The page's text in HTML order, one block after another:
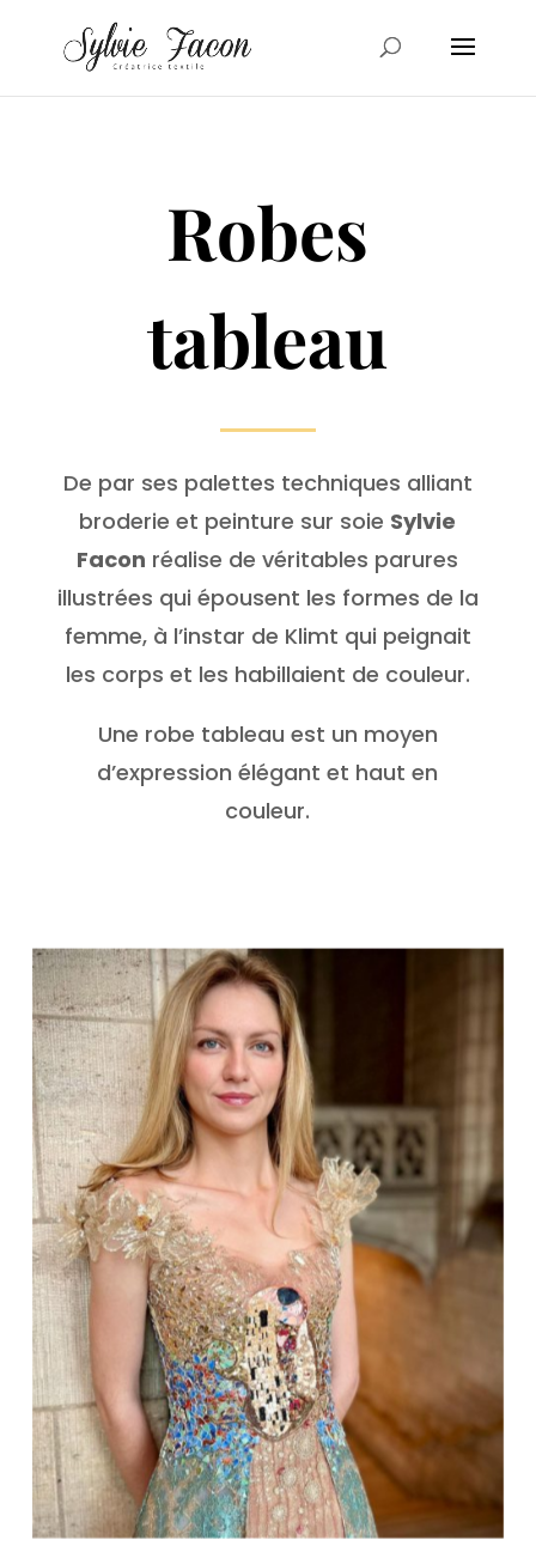
Robes
tableau
De par ses palettes techniques alliant
broderie et peinture sur soie Sylvie
Facon réalise de véritables parures
illustrées qui épousent les formes de la
femme, à l’instar de Klimt qui peignait
les corps et les habillaient de couleur.
Une robe tableau est un moyen
d’expression élégant et haut en
couleur.